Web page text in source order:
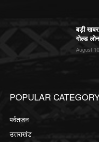
बड़ी
गोल्ड
August
POPULAR
पर्वतजन
उत्तराखंड